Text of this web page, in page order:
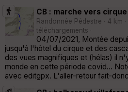
CB : marche vers
Randonnée Pédestre · 4 km ·
téléchargements ·
04/07/2021, Montée
jusqu'à l'hôtel du cirque et des
des vues magnifiques et (hélas) il
monde en cette période covid...
avec editgpx. L'aller-retour fait-